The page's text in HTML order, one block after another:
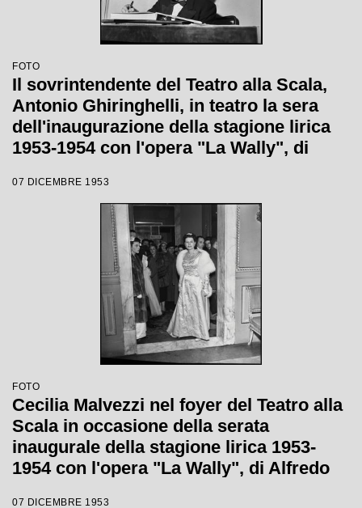
FOTO
Il sovrintendente del Teatro alla Scala,
Antonio Ghiringhelli, in teatro la sera
dell'inaugurazione della stagione lirica
1953-1954 con l'opera "La Wally", di
Giulini, con la regia di Tatiana Pavlova;
alle sue spalle la locandina dell'opera.
07 DICEMBRE 1953
FOTO
Cecilia Malvezzi nel foyer del Teatro alla
Scala in occasione della serata
inaugurale della stagione lirica 1953-
1954 con l'opera "La Wally", di Alfredo
07 DICEMBRE 1953